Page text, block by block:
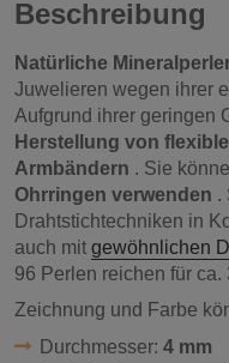
Beschreibung
Natürliche
Juwelieren wegen ihrer
Aufgrund ihrer geringen
Herstellung von
Armbändern . Sie
Ohrringen verwenden .
Drahtstichtechniken in
auch mit gewöhnlichen
96 Perlen reichen für ca.
Zeichnung und Farbe
Durchmesser: 4 mm